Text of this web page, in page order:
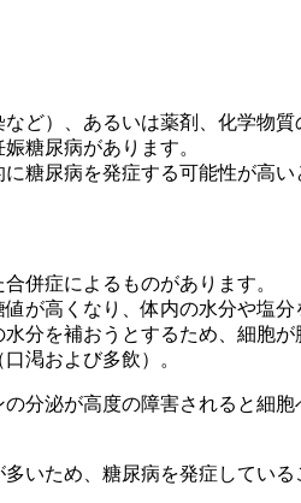
ど）、あるいは薬剤、化学物
糖尿病があります。
糖尿病を発症する可能性が高い
併症によるものがあります。
が高くなり、体内の水分や塩分
分を補おうとするため、細胞が
渇および多飲）。
分泌が高度の障害されると細
いため、糖尿病を発症してい